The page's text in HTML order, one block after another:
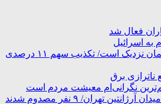
فعال شد
به اسرائیل
عراقچی: توافق با عمان نزدیک است/ تکذیب سهم ۱۱ درصدی
برق
نگرانی‌ام معیشت مردم است
تهران/ ۹ نفر مصدوم شدند